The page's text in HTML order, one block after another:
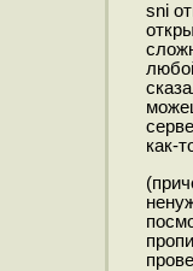
sni
как-